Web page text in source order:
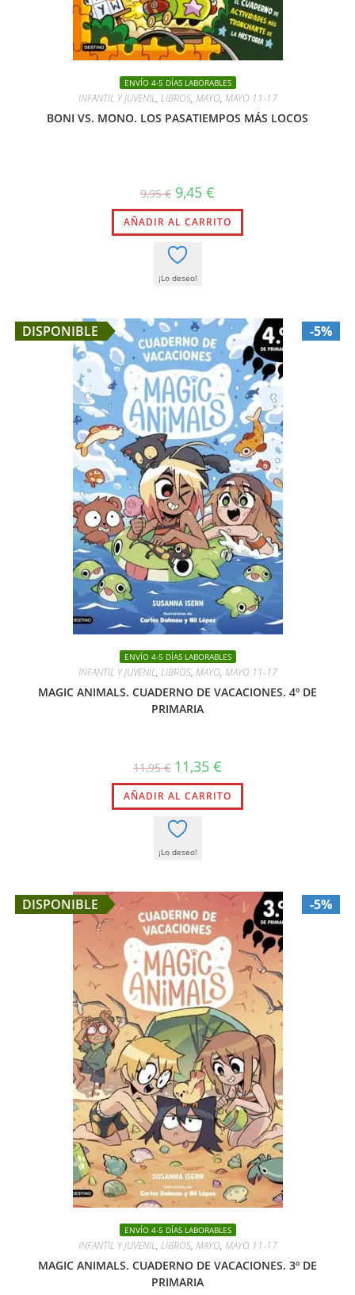
ENVÍO 4-5 DÍAS LABORABLES
INFANTIL Y JUVENIL, LIBROS, MAYO, MAYO 11-17
BONI VS. MONO. LOS PASATIEMPOS MÁS LOCOS
9,95€ El
precio
original
era:
9,95 €.
9,45 €
actual
es:
9,45 €.
AÑADIR AL CARRITO
¡Lo deseo!
DISPONIBLE -5%
ENVÍO 4-5 DÍAS LABORABLES
INFANTIL Y JUVENIL, LIBROS, MAYO, MAYO 11-17
MAGIC ANIMALS. CUADERNO DE VACACIONES. 4º DE
PRIMARIA
11,95€ El
precio
original
era:
11,95 €.
11,35 €
actual
es:
11,35 €.
AÑADIR AL CARRITO
¡Lo deseo!
DISPONIBLE -5%
ENVÍO 4-5 DÍAS LABORABLES
INFANTIL Y JUVENIL, LIBROS, MAYO, MAYO 11-17
MAGIC ANIMALS. CUADERNO DE VACACIONES. 3º DE
PRIMARIA